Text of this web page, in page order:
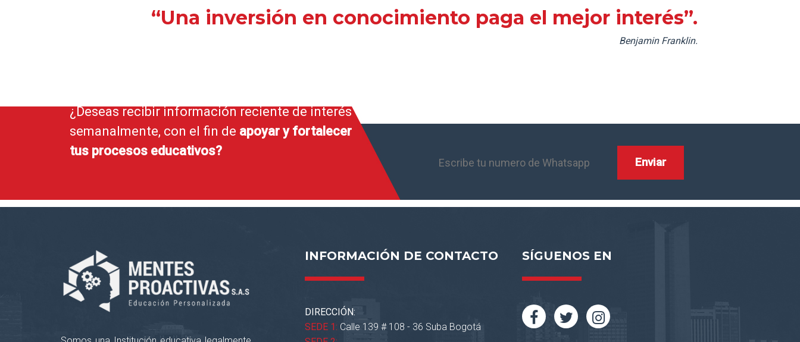
“Una inversión en conocimiento paga el mejor interés”.
Benjamin Franklin.
¿Deseas recibir información reciente de interés
semanalmente, con el fin de apoyar y fortalecer
tus procesos educativos?
INFORMACIÓN DE CONTACTO
DIRECCIÓN:
SEDE 1: Calle 139 # 108 - 36 Suba Bogotá
SÍGUENOS EN